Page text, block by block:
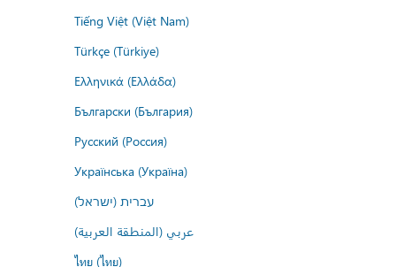
Tiếng Việt (Việt Nam)
Türkçe (Türkiye)
Ελληνικά (Ελλάδα)
Български (България)
Русский (Россия)
Українська (Україна)
עברית (ישראל)
عربي (المنطقة العربية)
ไทย (ไทย)